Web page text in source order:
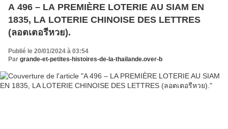
A 496 – LA PREMIÈRE LOTERIE AU SIAM EN
1835, LA LOTERIE CHINOISE DES LETTRES
(ลอตเตอรีหวย).
Publié le 20/01/2024 à 03:54
Par grande-et-petites-histoires-de-la-thailande.over-b